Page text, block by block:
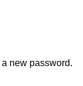
new password.